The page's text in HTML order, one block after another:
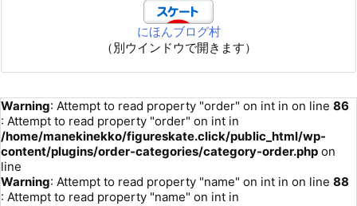
にほんブログ村
（別ウインドウで開きます）
Warning: Attempt to read property "order" on int in on line 86
: Attempt to read property "order" on int in
/home/manekinekko/figureskate.click/public_html/wp-
content/plugins/order-categories/category-order.php on
line
Warning: Attempt to read property "name" on int in on line 88
: Attempt to read property "name" on int in